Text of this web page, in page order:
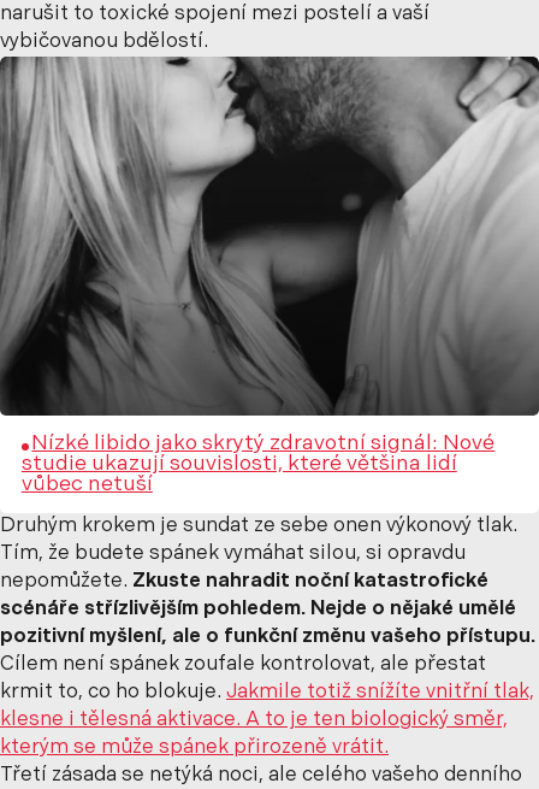
narušit to toxické spojení mezi postelí a vaší
vybičovanou bdělostí.
Nízké libido jako skrytý zdravotní signál: Nové
studie ukazují souvislosti, které většina lidí
vůbec netuší
Druhým krokem je sundat ze sebe onen výkonový tlak.
Tím, že budete spánek vymáhat silou, si opravdu
nepomůžete. Zkuste nahradit noční katastrofické
scénáře střízlivějším pohledem. Nejde o nějaké umělé
pozitivní myšlení, ale o funkční změnu vašeho přístupu.
Cílem není spánek zoufale kontrolovat, ale přestat
krmit to, co ho blokuje. Jakmile totiž snížíte vnitřní tlak,
klesne i tělesná aktivace. A to je ten biologický směr,
kterým se může spánek přirozeně vrátit.
Třetí zásada se netýká noci, ale celého vašeho denního